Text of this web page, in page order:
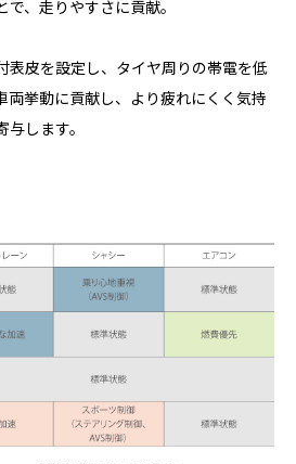
、走りやすさに貢献。
表皮を設定し、タイヤ周りの帯電を低
両挙動に貢献し、より疲れにくく気持
します。